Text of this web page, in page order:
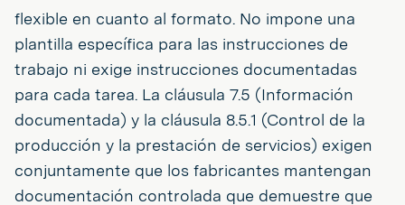
flexible en cuanto al formato. No impone una
plantilla específica para las instrucciones de
trabajo ni exige instrucciones documentadas
para cada tarea. La cláusula 7.5 (Información
documentada) y la cláusula 8.5.1 (Control de la
producción y la prestación de servicios) exigen
conjuntamente que los fabricantes mantengan
documentación controlada que demuestre que